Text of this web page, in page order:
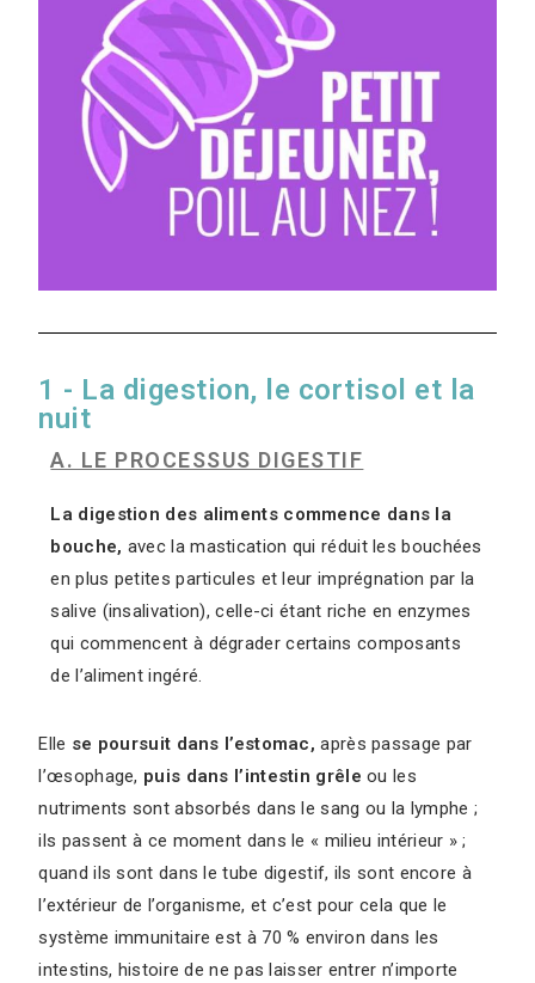
1 - La digestion, le cortisol et la
nuit
A. LE PROCESSUS DIGESTIF
La digestion des aliments commence dans la
bouche, avec la mastication qui réduit les bouchées
en plus petites particules et leur imprégnation par la
salive (insalivation), celle-ci étant riche en enzymes
qui commencent à dégrader certains composants
de l’aliment ingéré.
Elle se poursuit dans l’estomac, après passage par
l’œsophage, puis dans l’intestin grêle ou les
nutriments sont absorbés dans le sang ou la lymphe ;
ils passent à ce moment dans le « milieu intérieur » ;
quand ils sont dans le tube digestif, ils sont encore à
l’extérieur de l’organisme, et c’est pour cela que le
système immunitaire est à 70 % environ dans les
intestins, histoire de ne pas laisser entrer n’importe